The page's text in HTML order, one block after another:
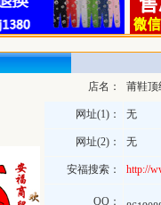
店名：
莆鞋顶
网址(1)： 无
网址(2)： 无
安福搜索： http://
QQ：